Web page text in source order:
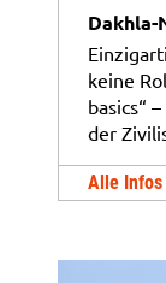
Dakhla-
keine
basics“
der
Alle Infos